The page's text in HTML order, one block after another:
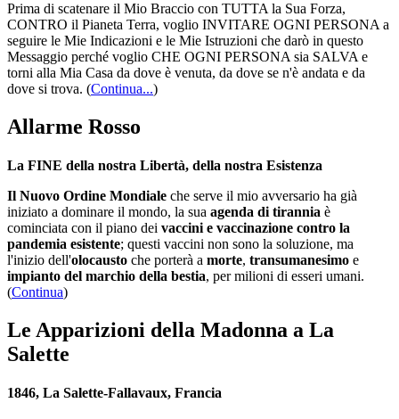
Prima di scatenare il Mio Braccio con TUTTA la Sua Forza,
CONTRO il Pianeta Terra, voglio INVITARE OGNI PERSONA a
seguire le Mie Indicazioni e le Mie Istruzioni che darò in questo
Messaggio perché voglio CHE OGNI PERSONA sia SALVA e
torni alla Mia Casa da dove è venuta, da dove se n'è andata e da
dove si trova. (Continua...)
Allarme Rosso
La FINE della nostra Libertà, della nostra Esistenza
Il Nuovo Ordine Mondiale che serve il mio avversario ha già
iniziato a dominare il mondo, la sua agenda di tirannia è
cominciata con il piano dei vaccini e vaccinazione contro la
pandemia esistente; questi vaccini non sono la soluzione, ma
l'inizio dell'olocausto che porterà a morte, transumanesimo e
impianto del marchio della bestia, per milioni di esseri umani.
(Continua)
Le Apparizioni della Madonna a La
Salette
1846, La Salette-Fallavaux, Francia